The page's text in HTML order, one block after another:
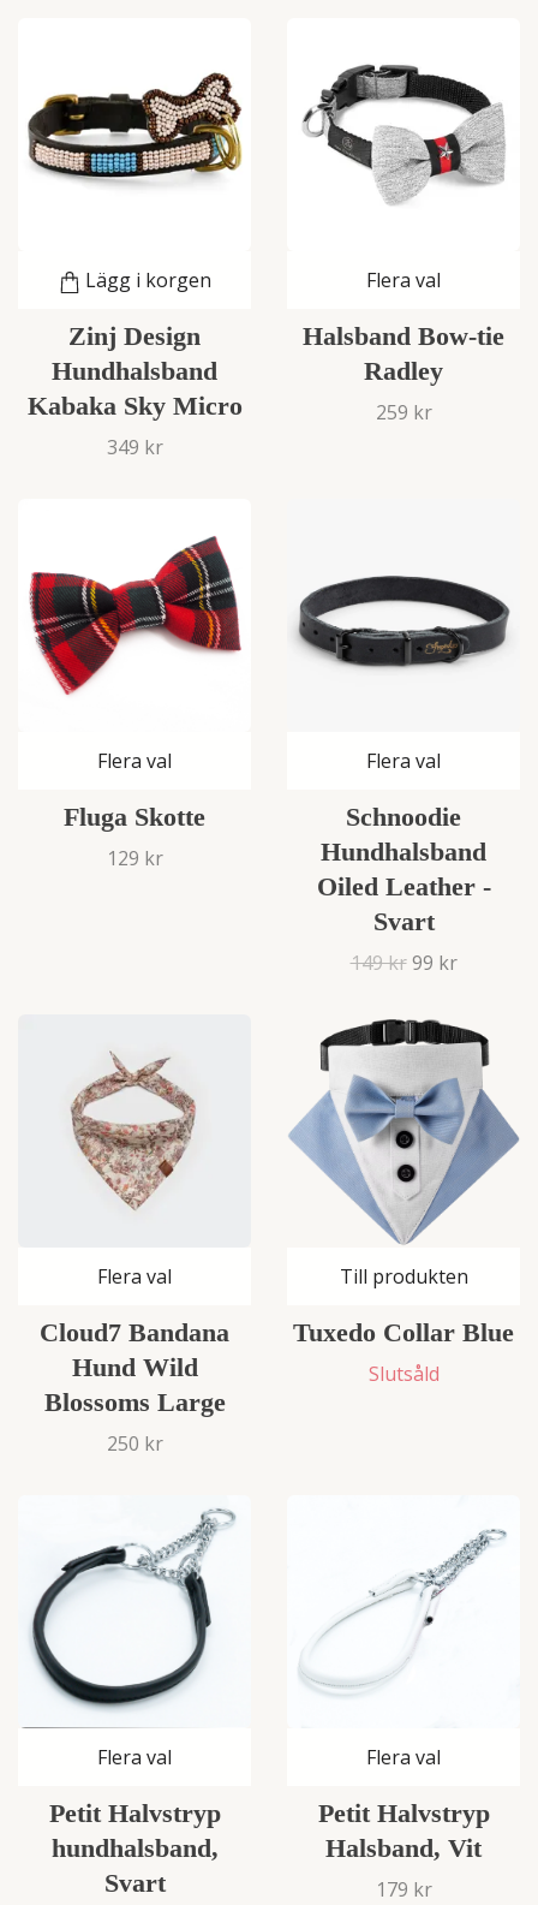
Lägg i korgen
Zinj Design
Hundhalsband
Kabaka Sky Micro
349 kr
Flera val
Halsband Bow-tie
Radley
259 kr
Flera val
Fluga Skotte
129 kr
Flera val
Schnoodie
Hundhalsband
Oiled Leather -
Svart
149 kr 99 kr
Flera val
Cloud7 Bandana
Hund Wild
Blossoms Large
250 kr
Till produkten
Tuxedo Collar Blue
Slutsåld
Flera val
Petit Halvstryp
hundhalsband,
Svart
Flera val
Petit Halvstryp
Halsband, Vit
179 kr